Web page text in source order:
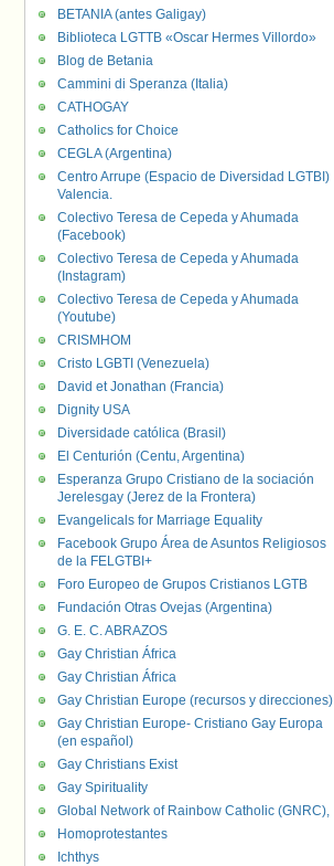
BETANIA (antes Galigay)
Biblioteca LGTTB «Oscar Hermes Villordo»
Blog de Betania
Cammini di Speranza (Italia)
CATHOGAY
Catholics for Choice
CEGLA (Argentina)
Centro Arrupe (Espacio de Diversidad LGTBI)
Valencia.
Colectivo Teresa de Cepeda y Ahumada
(Facebook)
Colectivo Teresa de Cepeda y Ahumada
(Instagram)
Colectivo Teresa de Cepeda y Ahumada
(Youtube)
CRISMHOM
Cristo LGBTI (Venezuela)
David et Jonathan (Francia)
Dignity USA
Diversidade católica (Brasil)
El Centurión (Centu, Argentina)
Esperanza Grupo Cristiano de la sociación
Jerelesgay (Jerez de la Frontera)
Evangelicals for Marriage Equality
Facebook Grupo Área de Asuntos Religiosos
de la FELGTBI+
Foro Europeo de Grupos Cristianos LGTB
Fundación Otras Ovejas (Argentina)
G. E. C. ABRAZOS
Gay Christian África
Gay Christian África
Gay Christian Europe (recursos y direcciones)
Gay Christian Europe- Cristiano Gay Europa
(en español)
Gay Christians Exist
Gay Spirituality
Global Network of Rainbow Catholic (GNRC),
Homoprotestantes
Ichthys